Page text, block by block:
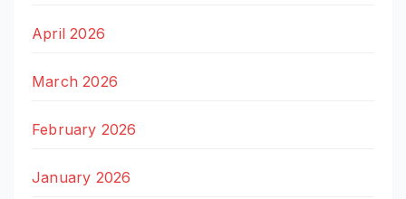
April 2026
March 2026
February 2026
January 2026